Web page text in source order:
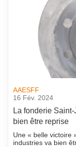
AAESFF
16 Fév. 2024
La fonderie
bien être reprise
Une « belle victoire
industries va bien